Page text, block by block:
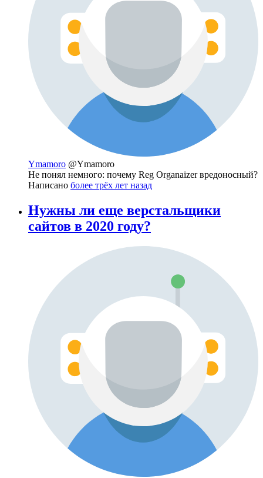
Ymamoro @Ymamoro
Не понял немного: почему Reg Organaizer вредоносный?
Написано более трёх лет назад
Нужны ли еще верстальщики
сайтов в 2020 году?